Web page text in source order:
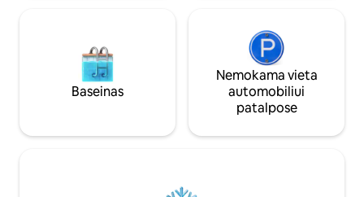
specialistas architektas iš Maljorkos, ir jis
išsiplėtė 375 kv.m 4036 kv.m sodo terasų
ir saulės apšviestų vėsinimo zonų,
įskaitant subrendusius
Infinity baseiną 3,00 pločio x 5,50 ilgio,
formos dienos lova/sodo sofa, kavos
Baseinas
Nemokama vieta
automobiliui
patalpose